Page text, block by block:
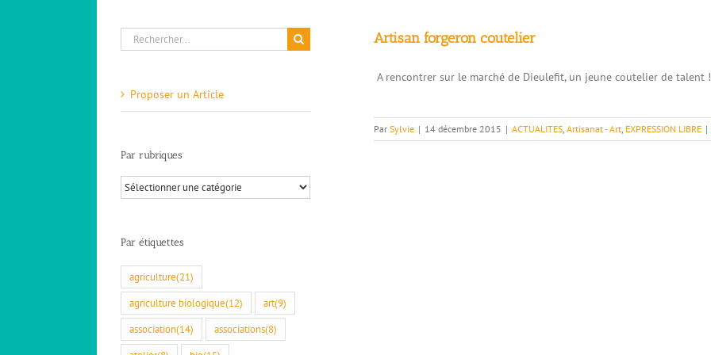
Artisan forgeron coutelier
A rencontrer sur le marché de Dieulefit, un jeune coutelier de talent
ParSylvie | 14 décembre 2015 | ACTUALITES ,Artisanat - Art EXPRESSION LIBRE |
Rechercher:
Proposer un Article
Par rubriques
Par
rubriques
Par étiquettes
agriculture(21)
agriculture biologique(12) art(9)
association(14) associations(8)